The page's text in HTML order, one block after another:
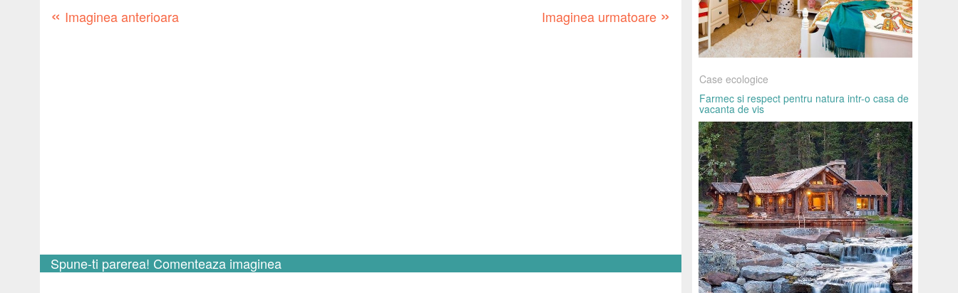
« Imaginea anterioara Imaginea urmatoare »
Spune-ti parerea! Comenteaza imaginea
Case ecologice
Farmec si respect pentru natura intr-o casa de
vacanta de vis